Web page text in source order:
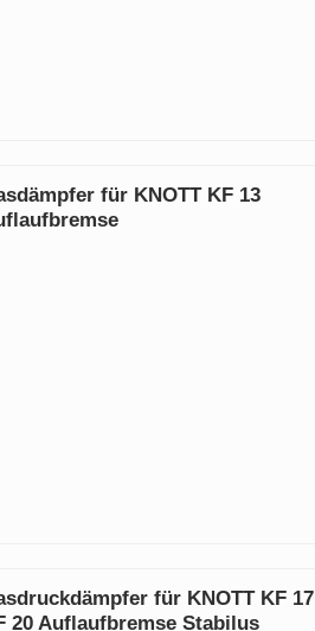
für KNOTT KF 13
für KNOTT KF 17
20 Auflaufbremse Stabilus